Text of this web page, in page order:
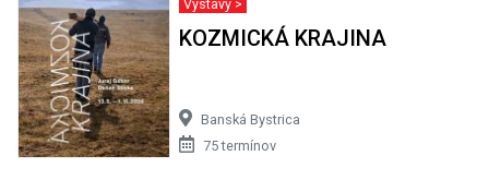
Výstavy >
KOZMICKÁ KRAJINA
Banská Bystrica
75 termínov